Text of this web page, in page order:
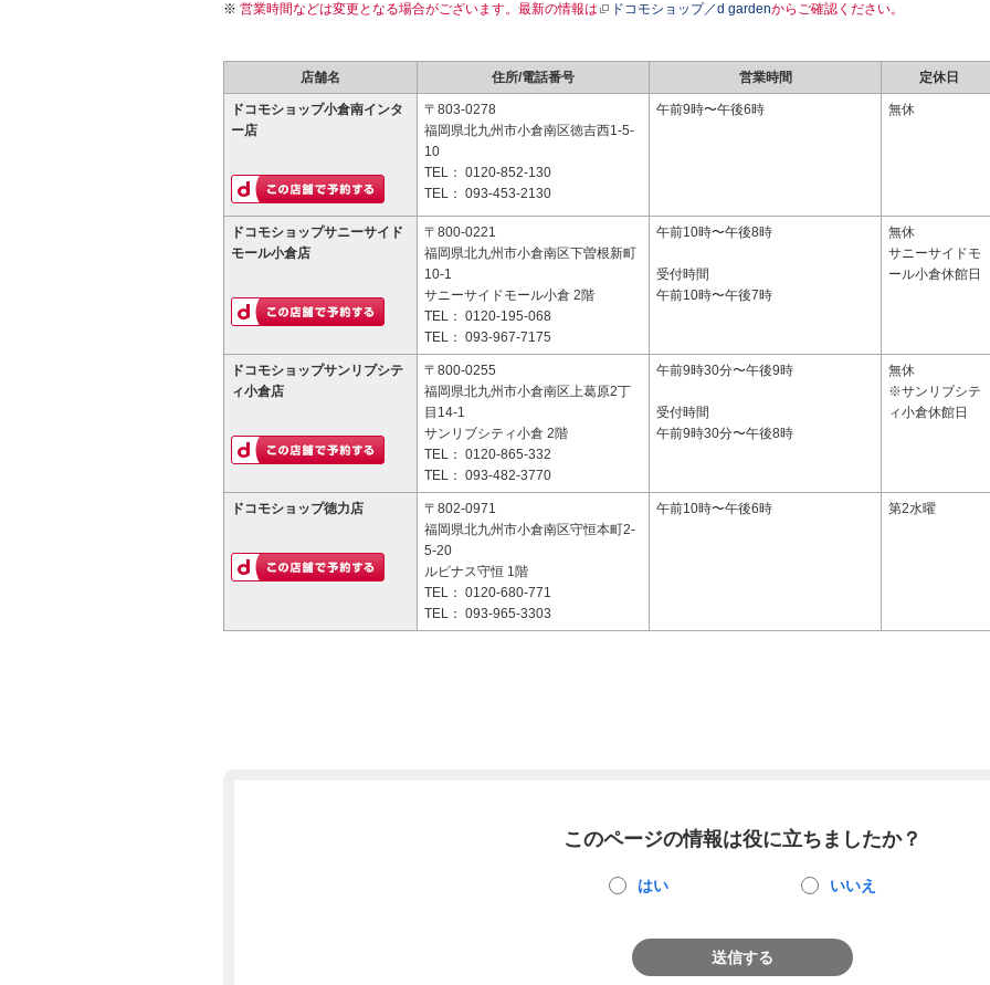
営業時間などは変更となる場合がございます。最新の情報は ドコモショップ／d gardenからご確認ください。
店舗名 住所/電話番号 営業時間 定休日
ドコモショップ小倉南インタ
ー店
〒803-0278
福岡県北九州市小倉南区徳吉西1-5-
10
TEL： 0120-852-130
TEL： 093-453-2130
午前9時〜午後6時 無休
ドコモショップサニーサイド
モール小倉店
〒800-0221
福岡県北九州市小倉南区下曽根新町
10-1
サニーサイドモール小倉 2階
TEL： 0120-195-068
TEL： 093-967-7175
午前10時〜午後8時
受付時間
午前10時〜午後7時
無休
サニーサイドモ
ール小倉休館日
ドコモショップサンリブシテ
ィ小倉店
〒800-0255
福岡県北九州市小倉南区上葛原2丁
目14-1
サンリブシティ小倉 2階
TEL： 0120-865-332
TEL： 093-482-3770
午前9時30分〜午後9時
受付時間
午前9時30分〜午後8時
無休
※サンリブシテ
ィ小倉休館日
ドコモショップ徳力店
〒802-0971
福岡県北九州市小倉南区守恒本町2-
5-20
ルピナス守恒 1階
TEL： 0120-680-771
TEL： 093-965-3303
午前10時〜午後6時 第2水曜
このページの情報は役に立ちましたか？
はい いいえ
送信する